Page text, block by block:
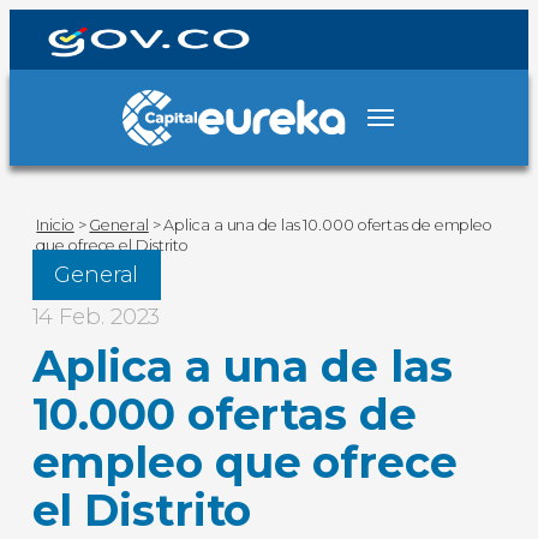
Inicio > General >Aplica a una de las 10.000 ofertas de empleo
que ofrece el Distrito
General
14 Feb. 2023
Aplica a una de las
10.000 ofertas de
empleo que ofrece
el Distrito